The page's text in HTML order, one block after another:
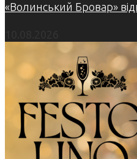
«Волинський Бровар»